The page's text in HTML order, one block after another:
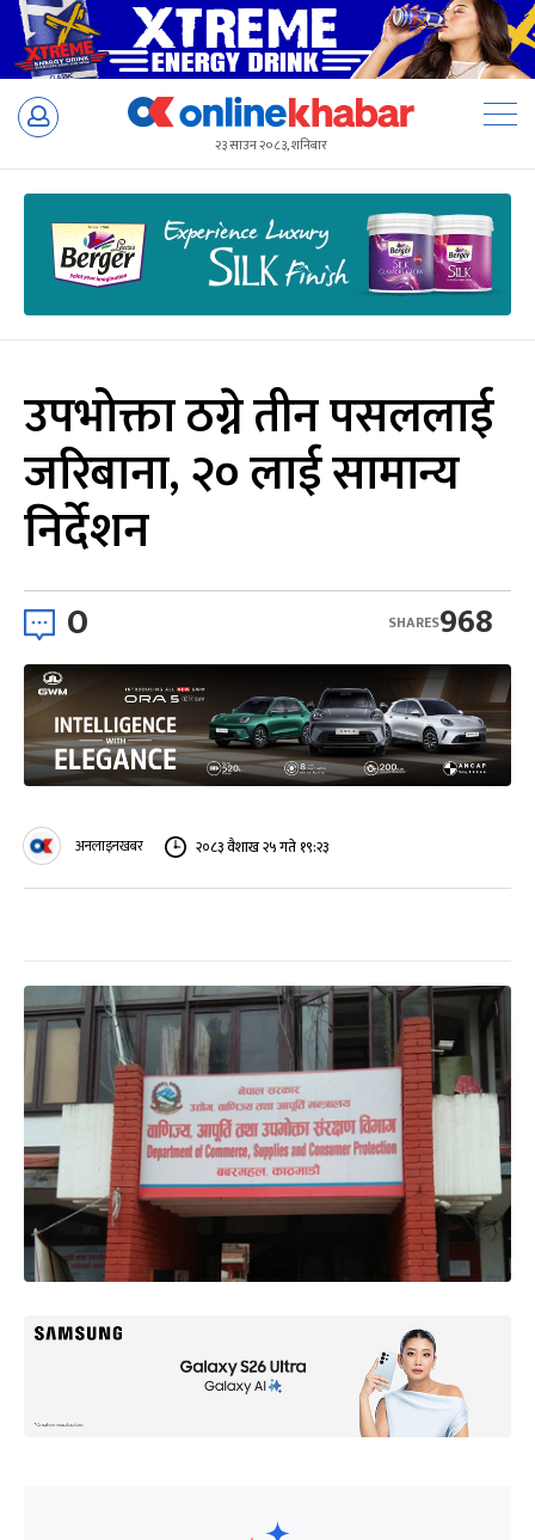
Skip
२३ साउन २०८३, शनिबार
उपभोक्ता ठग्ने तीन पसललाई
जरिबाना, २० लाई सामान्य
निर्देशन
0 968
SHARES
अनलाइनखबर २०८३ वैशाख २५ गते १९:२३